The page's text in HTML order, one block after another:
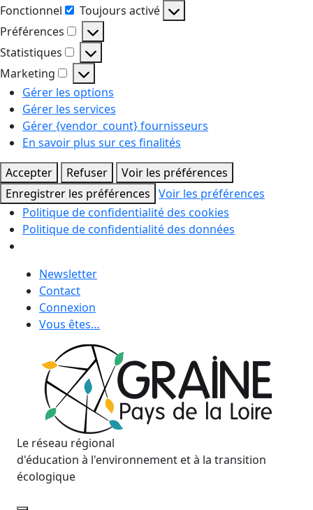
Fonctionnel
Fonctionnel
Toujours activé
Préférences
Préférences
Statistiques
Statistiques
Marketing
Marketing
Gérer les options
Gérer les services
Gérer {vendor_count} fournisseurs
En savoir plus sur ces finalités
Accepter
Refuser
Voir les préférences
Enregistrer les préférences Voir les préférences
Politique de confidentialité des cookies
Politique de confidentialité des données
content
Newsletter
Contact
Connexion
Vous êtes…
Le réseau régional
d'éducation à l'environnement et à la transition
écologique